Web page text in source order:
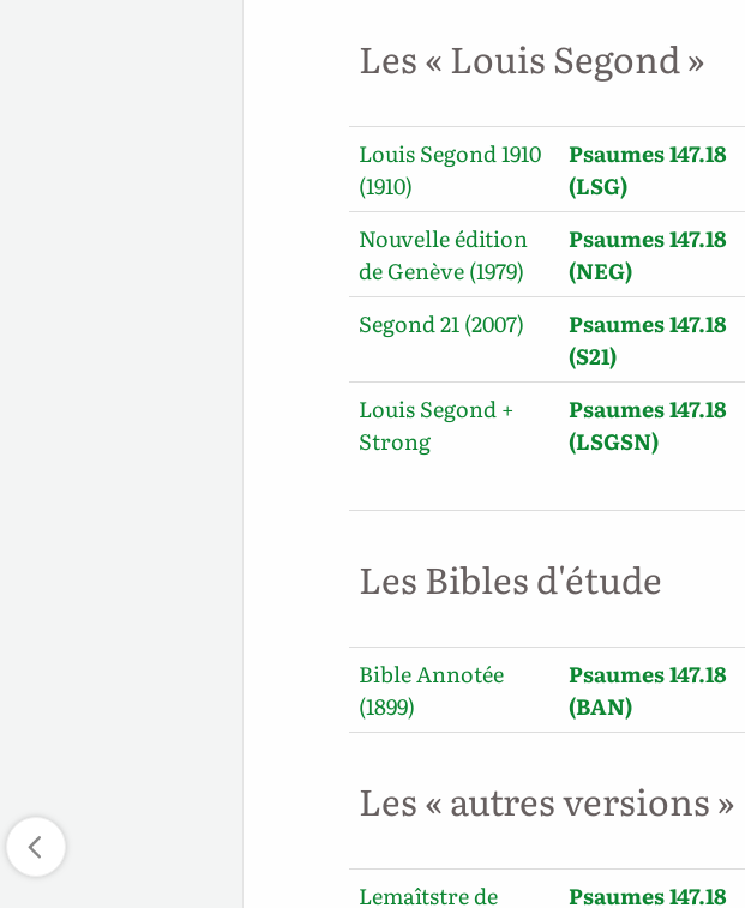
Les « Louis Segond »
Louis Segond 1910
(1910)
Psaumes 147.18
(LSG)
Nouvelle édition
de Genève (1979)
Psaumes 147.18
(NEG)
Segond 21 (2007)
Psaumes 147.18
(S21)
Louis Segond +
Strong
Psaumes 147.18
(LSGSN)
Les Bibles d'étude
Bible Annotée
(1899)
Psaumes 147.18
(BAN)
Les « autres versions »
Lemaîtstre de
Psaumes 147.18